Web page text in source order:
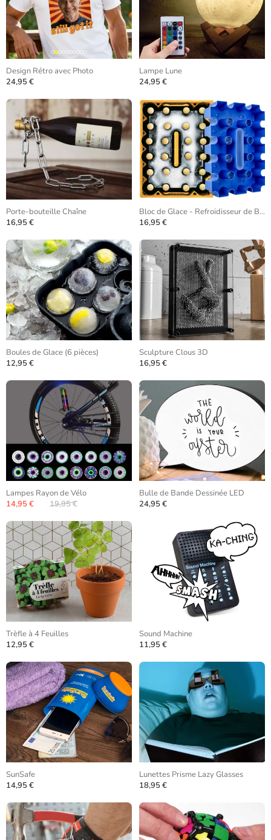
Design Rétro avec Photo
24,95 €
Lampe Lune
24,95 €
Porte-bouteille Chaîne
16,95 €
Bloc de Glace - Refroidisseur de Bière
16,95 €
Boules de Glace (6 pièces)
12,95 €
Sculpture Clous 3D
16,95 €
Lampes Rayon de Vélo
14,95 €
19,95 €
Bulle de Bande Dessinée LED
24,95 €
Trèfle à 4 Feuilles
12,95 €
Sound Machine
11,95 €
SunSafe
14,95 €
Lunettes Prisme Lazy Glasses
18,95 €